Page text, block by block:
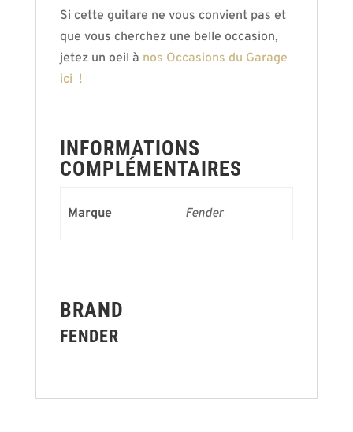
Si cette guitare ne vous convient pas et
que vous cherchez une belle occasion,
jetez un oeil à nos Occasions du Garage
ici !
INFORMATIONS
COMPLÉMENTAIRES
Marque Fender
BRAND
FENDER